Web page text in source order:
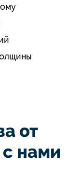
от
с нами